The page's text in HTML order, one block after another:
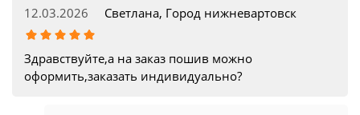
12.03.2026 Светлана, Город нижневартовск
Здравствуйте,а на заказ пошив можно
оформить,заказать индивидуально?